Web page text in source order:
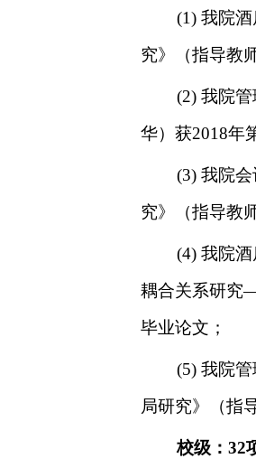
(1) 我院
究》（指导教
(2) 我院
华）获2018年
(3) 我院
究》（指导教
(4) 我院酒
耦合关系研究
毕业论文 ；
(5) 我院管
局研究》（指
校级： 32